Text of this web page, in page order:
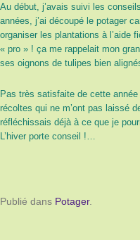
Au début, j’avais suivi les
années, j’ai découpé le potager
organiser les plantations à l’aide
« pro » ! ça me rappelait mon
ses oignons de tulipes bien
Pas très satisfaite de cette
récoltes qui ne m’ont pas laissé
réfléchissais déjà à ce que je
L’hiver porte conseil !…
Publié dans Potager.